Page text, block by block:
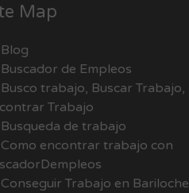
Map
Blog
Buscador de Empleos
Busco trabajo, Buscar Trabajo,
Trabajo
Busqueda de trabajo
Como encontrar trabajo con
Conseguir Trabajo en Bariloche